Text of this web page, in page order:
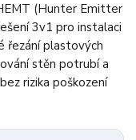
(Hunter Emitter
3v1 pro instalaci
řezání plastových
stěn potrubí a
rizika poškození